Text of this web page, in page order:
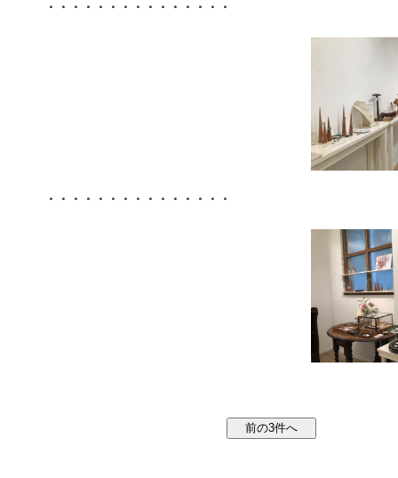
・・・・・・・・・・・・・・・
・・・・・・・・・・・・・・・